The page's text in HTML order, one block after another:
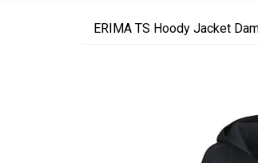
ERIMA TS Hoody Jacket